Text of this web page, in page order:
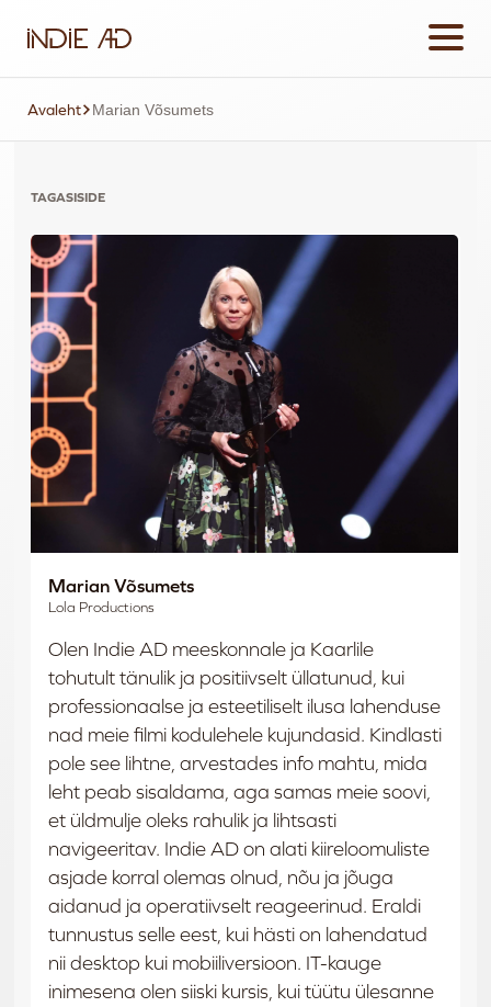
Avaleht Marian Võsumets
TAGASISIDE
Marian Võsumets
Lola Productions
Olen Indie AD meeskonnale ja Kaarlile
tohutult tänulik ja positiivselt üllatunud, kui
professionaalse ja esteetiliselt ilusa lahenduse
nad meie filmi kodulehele kujundasid. Kindlasti
pole see lihtne, arvestades info mahtu, mida
leht peab sisaldama, aga samas meie soovi,
et üldmulje oleks rahulik ja lihtsasti
navigeeritav. Indie AD on alati kiireloomuliste
asjade korral olemas olnud, nõu ja jõuga
aidanud ja operatiivselt reageerinud. Eraldi
tunnustus selle eest, kui hästi on lahendatud
nii desktop kui mobiiliversioon. IT-kauge
inimesena olen siiski kursis, kui tüütu ülesanne